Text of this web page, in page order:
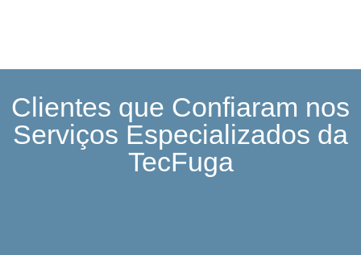
Clientes que Confiaram nos
Serviços Especializados da
TecFuga